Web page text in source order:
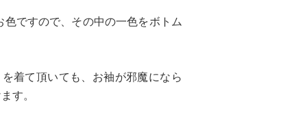
色ですので、その中の一色をボトム
着て頂いても、お袖が邪魔になら
す。